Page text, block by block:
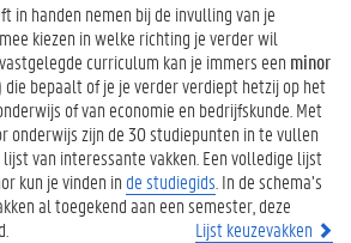
in handen nemen bij de invulling van je
kiezen in welke richting je verder wil
curriculum kan je immers een minor
bepaalt of je je verder verdiept hetzij op het
of van economie en bedrijfskunde. Met
onderwijs zijn de 30 studiepunten in te vullen
van interessante vakken. Een volledige lijst
kun je vinden in de studiegids . In de schema’s
al toegekend aan een semester, deze
Lijst keuzevakken